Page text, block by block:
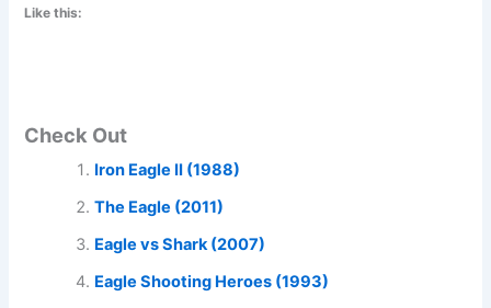
Like this:
Check Out
Iron Eagle II (1988)
The Eagle (2011)
Eagle vs Shark (2007)
Eagle Shooting Heroes (1993)